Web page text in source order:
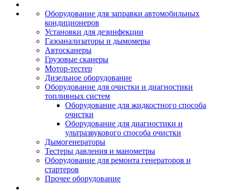
Оборудование для заправки автомобильных
кондиционеров
Установки для дезинфекции
Газоанализаторы и дымомеры
Автосканеры
Грузовые сканеры
Мотор-тестер
Дизельное оборудование
Оборудование для очистки и диагностики
топливных систем
Оборудование для жидкостного способа
очистки
Оборудование для диагностики и
ультразвукового способа очистки
Дымогенераторы
Тестеры давления и манометры
Оборудование для ремонта генераторов и
стартеров
Прочее оборудование